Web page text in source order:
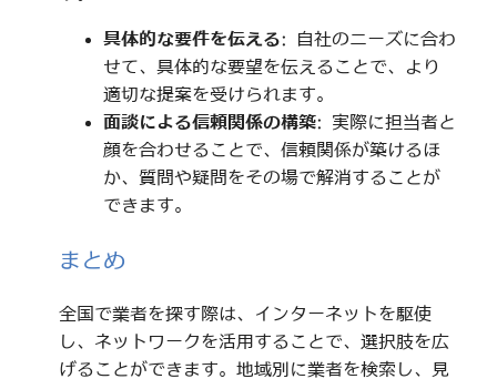
具体的な要件を伝える: 自社のニーズに合わ
せて、具体的な要望を伝えることで、より
適切な提案を受けられます。
面談による信頼関係の構築: 実際に担当者と
顔を合わせることで、信頼関係が築けるほ
か、質問や疑問をその場で解消することが
できます。
まとめ
全国で業者を探す際は、インターネットを駆使
し、ネットワークを活用することで、選択肢を広
げることができます。地域別に業者を検索し、見